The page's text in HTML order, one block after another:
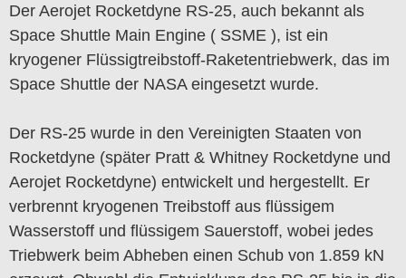
Der Aerojet Rocketdyne RS-25, auch bekannt als
Space Shuttle Main Engine ( SSME ), ist ein
kryogener Flüssigtreibstoff-Raketentriebwerk, das im
Space Shuttle der NASA eingesetzt wurde.
Der RS-25 wurde in den Vereinigten Staaten von
Rocketdyne (später Pratt & Whitney Rocketdyne und
Aerojet Rocketdyne) entwickelt und hergestellt. Er
verbrennt kryogenen Treibstoff aus flüssigem
Wasserstoff und flüssigem Sauerstoff, wobei jedes
Triebwerk beim Abheben einen Schub von 1.859 kN